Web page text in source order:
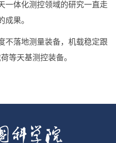
体化测控领域的研究一直走
成果。
落地测量装备，机载稳定跟
等天基测控装备。